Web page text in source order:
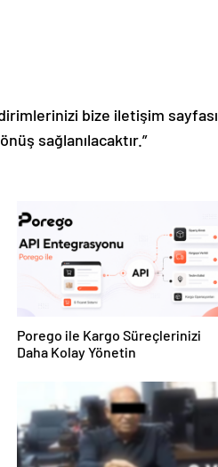
bize iletişim sayfası
sağlanılacaktır.”
Porego ile Kargo Süreçlerinizi
Daha Kolay Yönetin